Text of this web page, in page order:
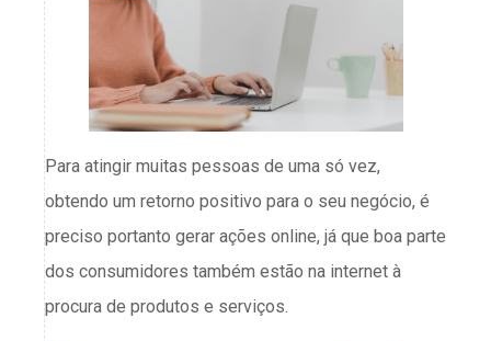
Para atingir muitas pessoas de uma só vez,
obtendo um retorno positivo para o seu negócio, é
preciso portanto gerar ações online, já que boa parte
dos consumidores também estão na internet à
procura de produtos e serviços.